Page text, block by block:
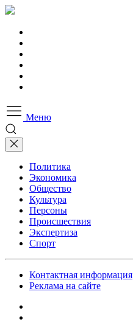
Меню
Политика
Экономика
Общество
Культура
Персоны
Происшествия
Экспертиза
Спорт
Контактная информация
Реклама на сайте